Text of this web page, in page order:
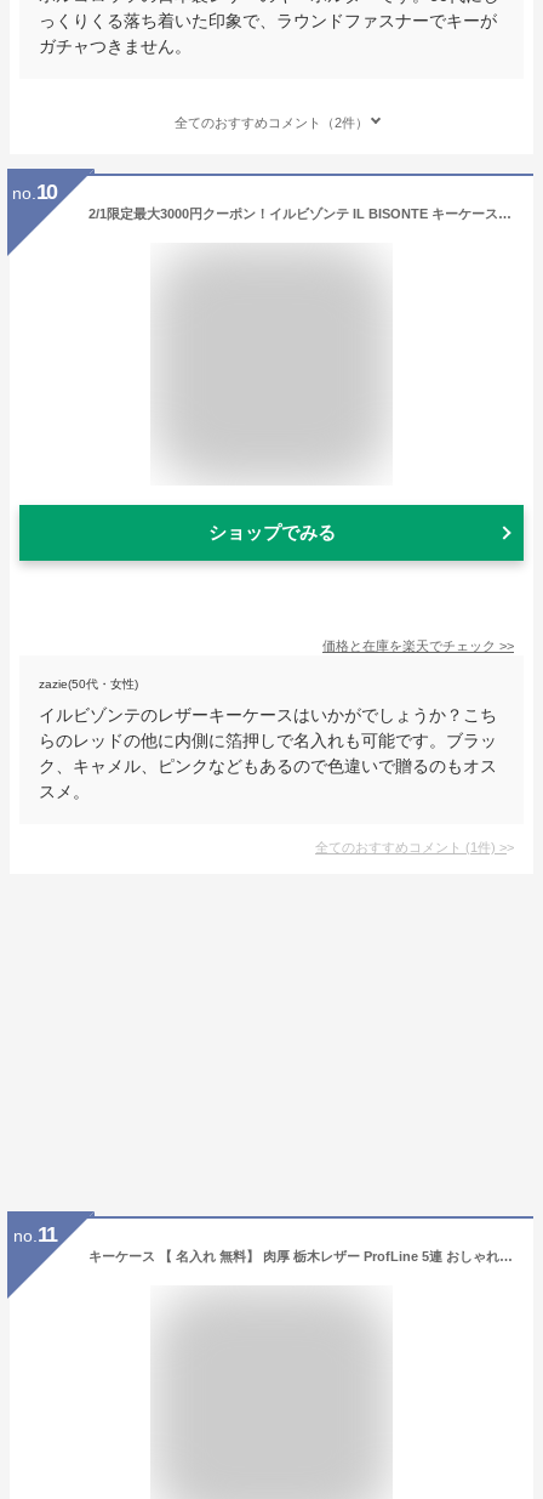
っくりくる落ち着いた印象で、ラウンドファスナーでキーが
ガチャつきません。
全てのおすすめコメント（2件）
no. 10
2/1限定最大3000円クーポン！イルビゾンテ IL BISONTE キーケース コンテンポラリー メンズ レディース レザー レッド SKH087 PV0011 RE184G 日本未発売 名入れ可有料 箔押し
ショップでみる
価格と在庫を楽天でチェック >>
zazie(50代・女性)
イルビゾンテのレザーキーケースはいかがでしょうか？こち
らのレッドの他に内側に箔押しで名入れも可能です。ブラッ
ク、キャメル、ピンクなどもあるので色違いで贈るのもオス
スメ。
全てのおすすめコメント (1件) >
no. 11
キーケース 【 名入れ 無料】 肉厚 栃木レザー ProfLine 5連 おしゃれ レディース ギフト 父 本革 カード入れ レザー 三つ折り ブランド シンプル メンズ 革 男性 女性 誕生日 プレゼント 記念日 贈り物 大人 5連フック カードキー バレンタイン